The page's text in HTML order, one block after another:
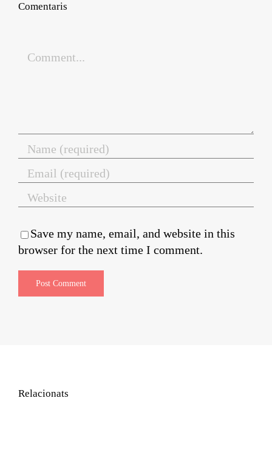
Comentaris
Comment
Save my name, email, and website in this
browser for the next time I comment.
Relacionats